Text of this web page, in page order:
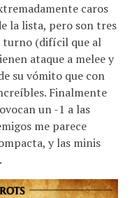
caros
la lista, pero son tres
turno (difícil que al
ataque a melee y
su vómito que con
Finalmente
un -1 a las
me parece
y las minis